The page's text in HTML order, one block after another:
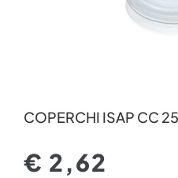
COPERCHI ISAP CC
€ 2,62